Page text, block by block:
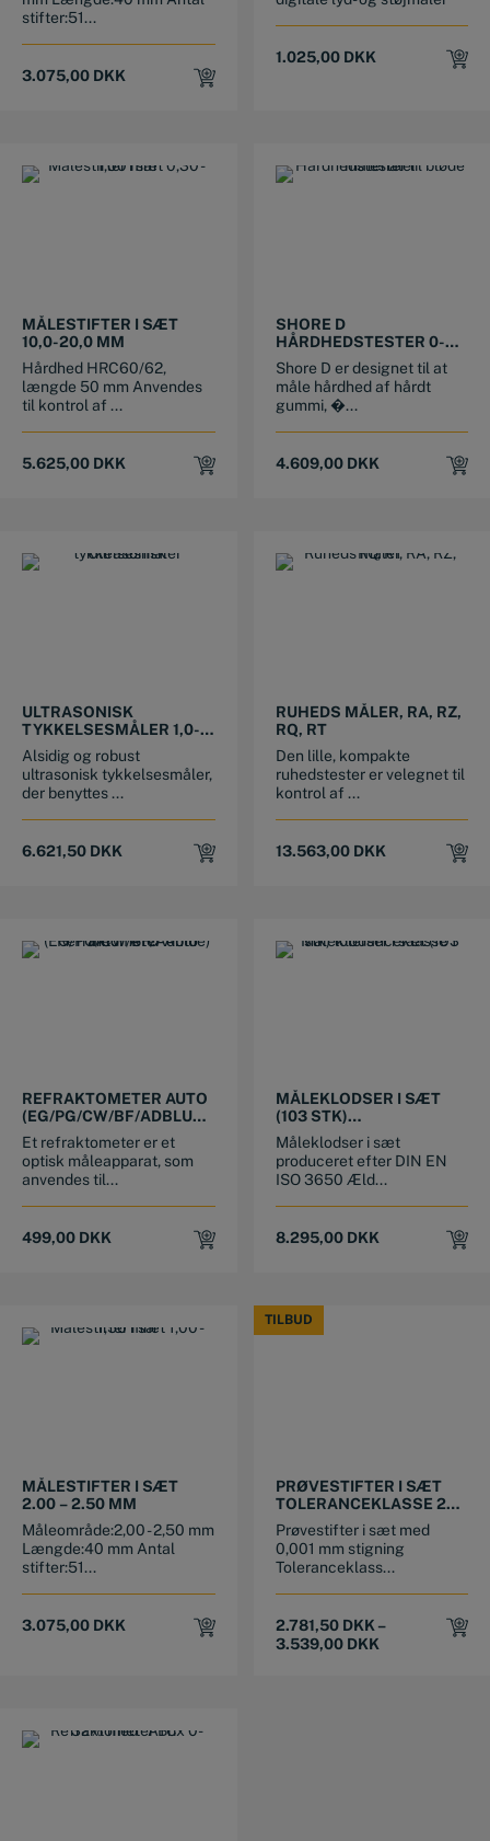
stifter:51...
3.075,00 DKK
1.025,00 DKK
MÅLESTIFTER I SÆT
10,0-20,0 MM
Hårdhed HRC60/62,
længde 50 mm Anvendes
til kontrol af ...
5.625,00 DKK
SHORE D
HÅRDHEDSTESTER 0-
100HD
Shore D er designet til at
måle hårdhed af hårdt
gummi, �...
4.609,00 DKK
ULTRASONISK
TYKKELSESMÅLER 1,0-
400 X 0,01 MM
Alsidig og robust
ultrasonisk tykkelsesmåler,
der benyttes ...
6.621,50 DKK
RUHEDS MÅLER, RA, RZ,
RQ, RT
Den lille, kompakte
ruhedstester er velegnet til
kontrol af ...
13.563,00 DKK
REFRAKTOMETER AUTO
(EG/PG/CW/BF/ADBLUE)
MED “ATC”
Et refraktometer er et
optisk måleapparat, som
anvendes til...
499,00 DKK
MÅLEKLODSER I SÆT
(103 STK)
TOLERANCEKLASSE 1
Måleklodser i sæt
produceret efter DIN EN
ISO 3650 Æld...
8.295,00 DKK
MÅLESTIFTER I SÆT
2.00 – 2.50 MM
Måleområde:2,00 - 2,50 mm
Længde:40 mm Antal
stifter:51...
3.075,00 DKK
TILBUD
TILBUD
PRØVESTIFTER I SÆT
TOLERANCEKLASSE 2
(±0,002 MM)
Prøvestifter i sæt med
0,001 mm stigning
Toleranceklass...
2.781,50 DKK –
3.539,00 DKK